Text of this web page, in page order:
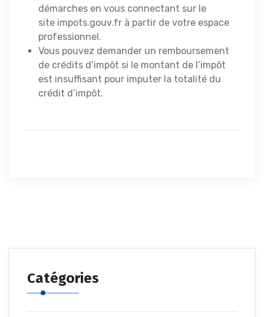
démarches en vous connectant sur le
site impots.gouv.fr à partir de votre espace
professionnel.
Vous pouvez demander un remboursement
de crédits d’impôt si le montant de l’impôt
est insuffisant pour imputer la totalité du
crédit d’impôt.
Catégories